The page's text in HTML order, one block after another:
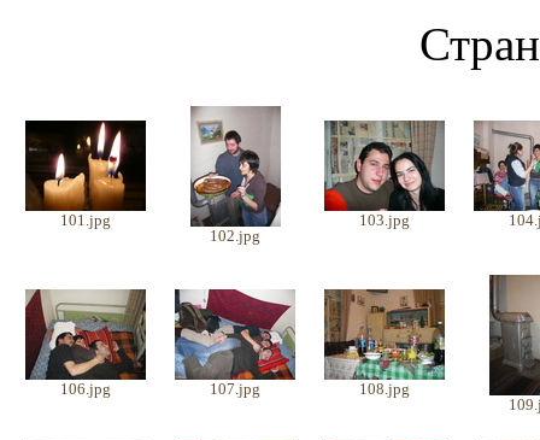
101.jpg
102.jpg
103.jpg
106.jpg 107.jpg
108.jpg